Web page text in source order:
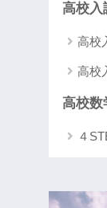
高校入
高校
高校
高校数
４